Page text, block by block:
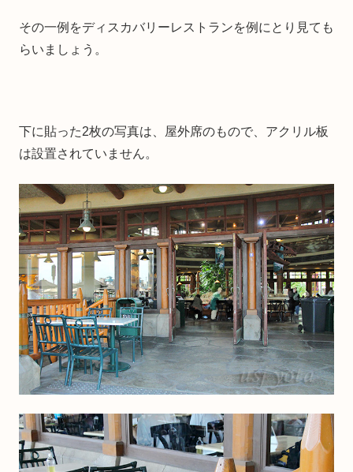
その一例をディスカバリーレストランを例にとり見ても
らいましょう。
下に貼った2枚の写真は、屋外席のもので、アクリル板
は設置されていません。